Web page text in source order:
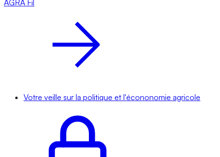
AGRA Fil
Votre veille sur la politique et l'écononomie agricole